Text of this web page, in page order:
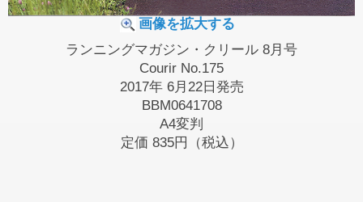
画像を拡大する
ランニングマガジン・クリール 8月号
Courir No.175
2017年 6月22日発売
BBM0641708
A4変判
定価 835円（税込）